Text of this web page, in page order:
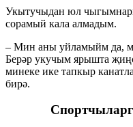
Укытучыдан юл
сорамый кала алмадым.
– Мин аны уйламыйм да,
Берәр укучым ярышта
минеке ике тапкыр
бирә.